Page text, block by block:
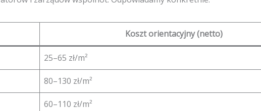
Koszt orientacyjny (netto)
25–65 zł/m²
80–130 zł/m²
60–110 zł/m²